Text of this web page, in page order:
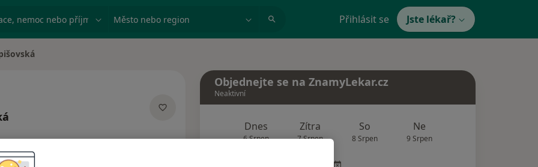
nemoc nebo příjmení Město nebo region Přihlásit se Jste lékař?
Objednejte se na ZnamyLekar.cz
Neaktivní
Dnes
6 Srpen
Zítra
7 Srpen
So
8 Srpen
Ne
9 Srpen